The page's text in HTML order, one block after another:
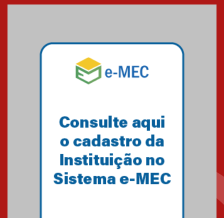
Mackenzie mobiliza campanha
solidária para apoiar famílias em
Minas Gerais
Primeiro culto do ano ressalta o
27.02.2026